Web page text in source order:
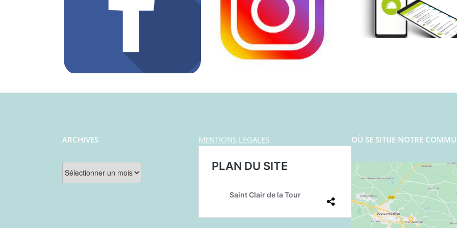
ARCHIVES
Archives
MENTIONS LEGALES OÙ SE SITUE NOTRE